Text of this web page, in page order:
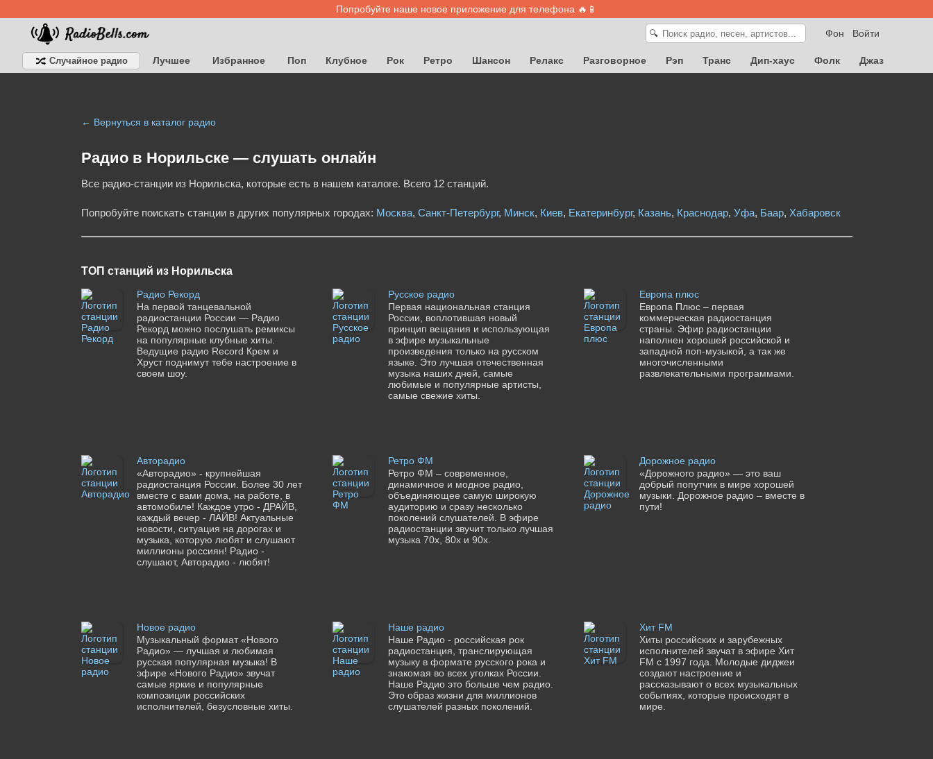
Попробуйте наше новое приложение для телефона 🔥📱
Войти
Фон
🔍
Случайное радио Лучшее Избранное Поп Клубное Рок Ретро Шансон Релакс Разговорное Рэп Транс Дип-хаус Фолк
Джаз
← Вернуться в каталог радио
Радио в Норильске — cлушать онлайн
Все радио-станции из Норильска, которые есть в нашем каталоге. Всего 12 станций.
Попробуйте поискать станции в других популярных городах: Москва, Санкт-Петербург, Минск, Киев, Екатеринбург, Казань, Краснодар, Уфа, Баар, Хабаровск
ТОП станций из Норильска
Радио Рекорд
На первой танцевальной
радиостанции России — Радио
Рекорд можно послушать ремиксы
на популярные клубные хиты.
Ведущие радио Record Крем и
Хруст поднимут тебе настроение в
своем шоу.
Русское радио
Первая национальная станция
России, воплотившая новый
принцип вещания и использующая
в эфире музыкальные
произведения только на русском
языке. Это лучшая отечественная
музыка наших дней, самые
любимые и популярные артисты,
самые свежие хиты.
Европа плюс
Европа Плюс – первая
коммерческая радиостанция
страны. Эфир радиостанции
наполнен хорошей российской и
западной поп-музыкой, а так же
многочисленными
развлекательными программами.
Авторадио
«Авторадио» - крупнейшая
радиостанция России. Более 30 лет
вместе с вами дома, на работе, в
автомобиле! Каждое утро - ДРАЙВ,
каждый вечер - ЛАЙВ! Актуальные
новости, ситуация на дорогах и
музыка, которую любят и слушают
миллионы россиян! Радио -
слушают, Авторадио - любят!
Ретро ФМ
Ретро ФМ – современное,
динамичное и модное радио,
объединяющее самую широкую
аудиторию и сразу несколько
поколений слушателей. В эфире
радиостанции звучит только лучшая
музыка 70х, 80х и 90х.
Дорожное радио
«Дорожного радио» — это ваш
добрый попутчик в мире хорошей
музыки. Дорожное радио – вместе в
пути!
Новое радио
Музыкальный формат «Нового
Радио» — лучшая и любимая
русская популярная музыка! В
эфире «Нового Радио» звучат
самые яркие и популярные
композиции российских
исполнителей, безусловные хиты.
Наше радио
Наше Радио - российская рок
радиостанция, транслирующая
музыку в формате русского рока и
знакомая во всех уголках России.
Наше Радио это больше чем радио.
Это образ жизни для миллионов
слушателей разных поколений.
Хит FM
Хиты российских и зарубежных
исполнителей звучат в эфире Хит
FM с 1997 года. Молодые диджеи
создают настроение и
рассказывают о всех музыкальных
событиях, которые происходят в
мире.